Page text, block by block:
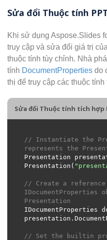
Sửa đổi Thuộc tính
Khi sử dụng Aspose.Slides
truy cập và sửa đổi giá trị
thuộc tính tùy chỉnh. Nhà
tính DocumentProperties do
thị để truy cập các thuộc
Sửa đổi Thuộc tính tích hợp
// Instantiate the
represents the
Presentation
Presentation(
// Create a
IDocumentProperties
Presentation
IDocumentProperties
// Set the builtin